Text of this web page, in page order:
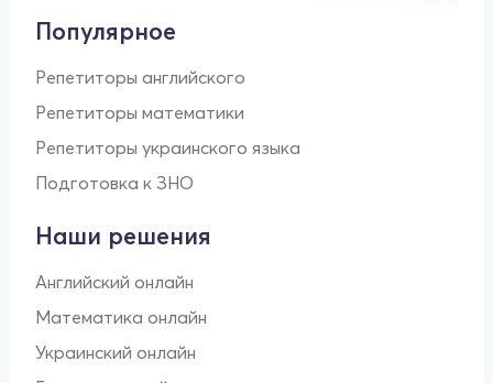
Популярное
Репетиторы английского
Репетиторы математики
Репетиторы украинского языка
Подготовка к ЗНО
Наши решения
Английский онлайн
Математика онлайн
Украинский онлайн